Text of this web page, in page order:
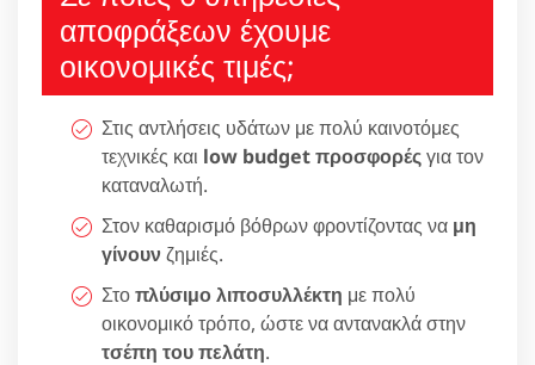
αποφράξεων έχουμε
οικονομικές τιμές;
Στις αντλήσεις υδάτων με πολύ καινοτόμες
τεχνικές και low budget προσφορέςγια τον
καταναλωτή.
Στον καθαρισμό βόθρων φροντίζοντας να μη
γίνουνζημιές.
Στοπλύσιμο λιποσυλλέκτη με πολύ
οικονομικό τρόπο, ώστε να αντανακλά στην
τσέπη του πελάτη.